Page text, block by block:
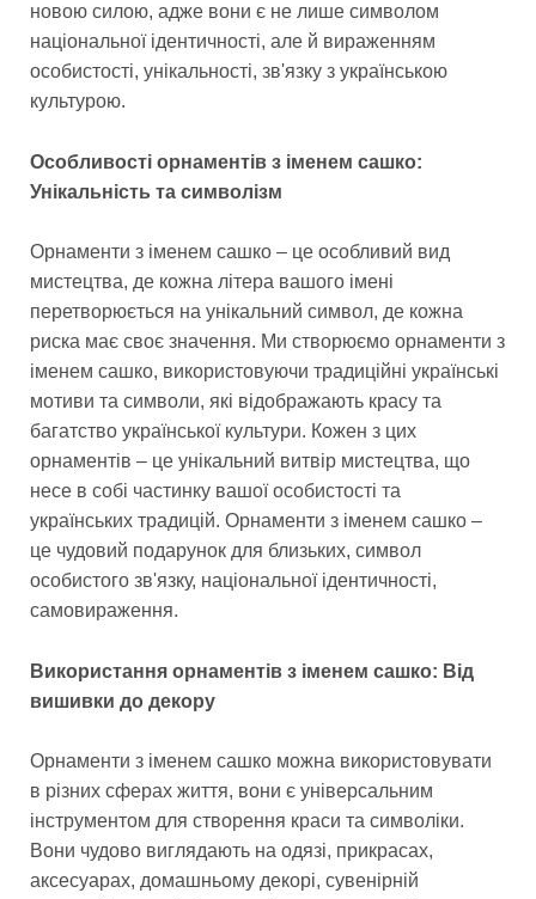
новою силою, адже вони є не лише символом
національної ідентичності, але й вираженням
особистості, унікальності, зв'язку з українською
культурою.
Особливості орнаментів з іменем сашко:
Унікальність та символізм
Орнаменти з іменем сашко – це особливий вид
мистецтва, де кожна літера вашого імені
перетворюється на унікальний символ, де кожна
риска має своє значення. Ми створюємо орнаменти з
іменем сашко, використовуючи традиційні українські
мотиви та символи, які відображають красу та
багатство української культури. Кожен з цих
орнаментів – це унікальний витвір мистецтва, що
несе в собі частинку вашої особистості та
українських традицій. Орнаменти з іменем сашко –
це чудовий подарунок для близьких, символ
особистого зв'язку, національної ідентичності,
самовираження.
Використання орнаментів з іменем сашко: Від
вишивки до декору
Орнаменти з іменем сашко можна використовувати
в різних сферах життя, вони є універсальним
інструментом для створення краси та символіки.
Вони чудово виглядають на одязі, прикрасах,
аксесуарах, домашньому декорі, сувенірній